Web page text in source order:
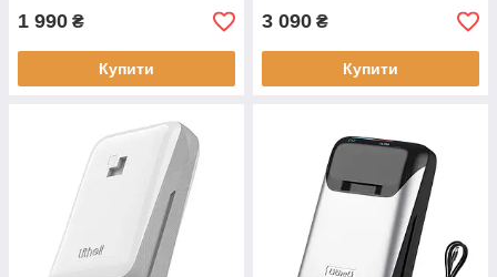
1 990 ₴
Купити
3 090 ₴
Купити